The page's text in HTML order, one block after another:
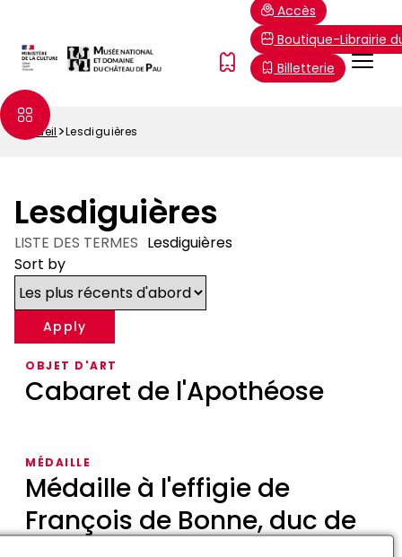
contenu
principal
Menu
FR
Accès
Boutique-Librairie
Billetterie
Fil
Accueil Lesdiguières
Lesdiguières
LISTE DES TERMES Lesdiguières
Sort by
Cabaret de l'Apothéose
OBJET D'ART
l'Apothéose
Médaille à l'effigie de
François de Bonne, duc de
MÉDAILLE